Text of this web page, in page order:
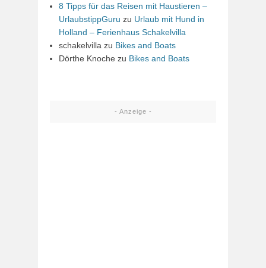
8 Tipps für das Reisen mit Haustieren –
UrlaubstippGuru zu Urlaub mit Hund in
Holland – Ferienhaus Schakelvilla
schakelvilla zu Bikes and Boats
Dörthe Knoche zu Bikes and Boats
- Anzeige -